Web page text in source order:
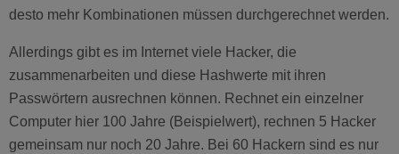
desto mehr Kombinationen müssen durchgerechnet werden.
Allerdings gibt es im Internet viele Hacker, die
zusammenarbeiten und diese Hashwerte mit ihren
Passwörtern ausrechnen können. Rechnet ein einzelner
Computer hier 100 Jahre (Beispielwert), rechnen 5 Hacker
gemeinsam nur noch 20 Jahre. Bei 60 Hackern sind es nur